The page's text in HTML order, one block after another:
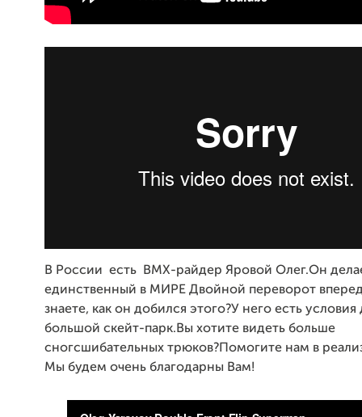
В России есть BMX-райдер Яровой Олег.Он
единственный в МИРЕ Двойной переворот
знаете, как он добился этого?У него есть условия
большой скейт-парк.Вы хотите видеть больше
сногсшибательных трюков?Помогите нам в
Мы будем очень благодарны Вам!